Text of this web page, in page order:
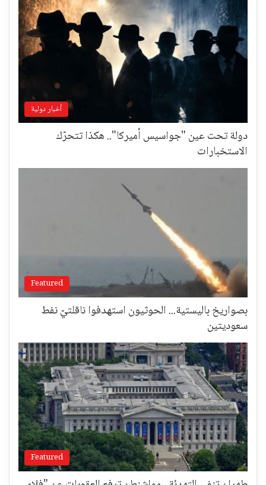
أخبار دولية
دولة تحت عين "جواسيس أميركا".. هكذا تتحرّك
الاستخبارات
Featured
بصواريخ باليستية... الحوثيون استهدفوا ناقلتيّ نفط
سعوديتين
Featured